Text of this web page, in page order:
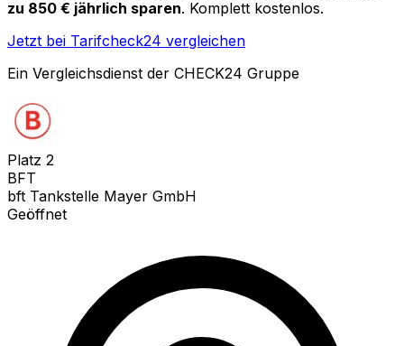
zu 850 € jährlich sparen. Komplett kostenlos.
Jetzt bei Tarifcheck24 vergleichen
Ein Vergleichsdienst der CHECK24 Gruppe
Platz 2
BFT
bft Tankstelle Mayer GmbH
Geöffnet